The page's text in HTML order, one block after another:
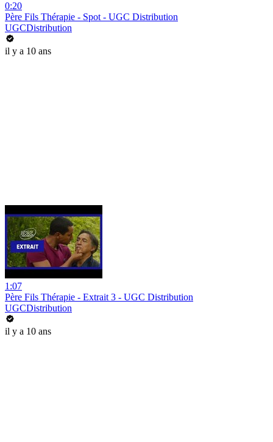
0:20
Père Fils Thérapie - Spot - UGC Distribution
UGCDistribution
il y a 10 ans
1:07
Père Fils Thérapie - Extrait 3 - UGC Distribution
UGCDistribution
il y a 10 ans